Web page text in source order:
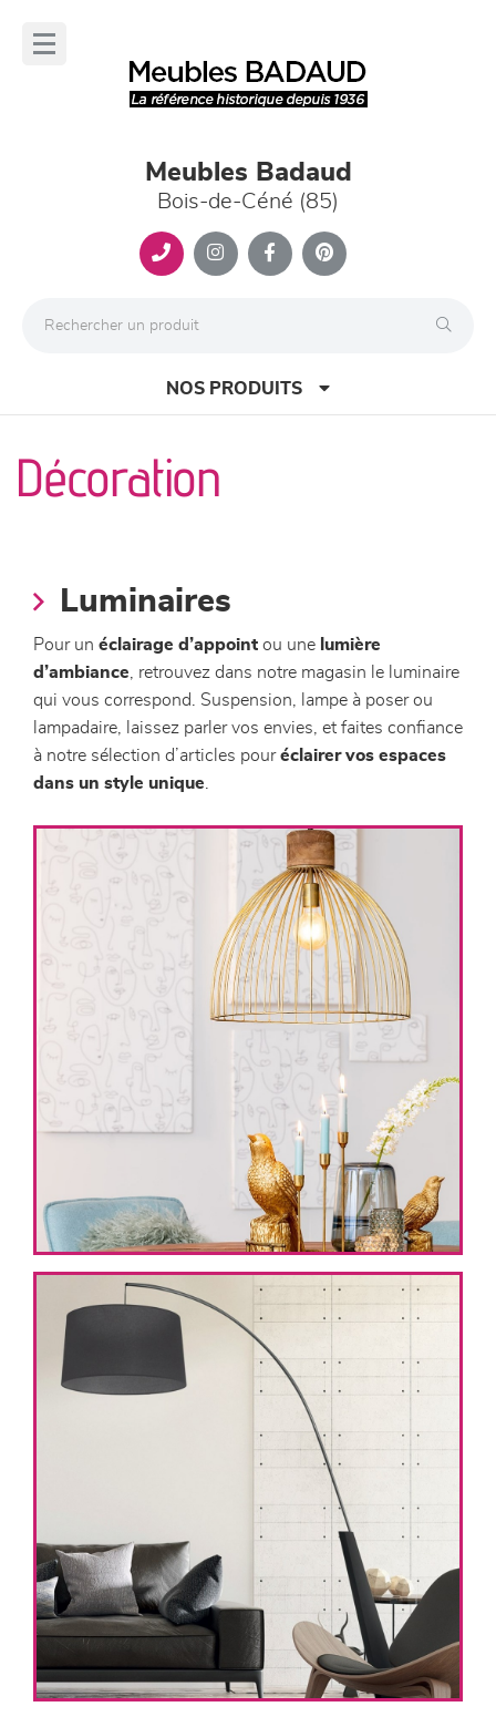
Meubles Badaud
Bois-de-Céné (85)
NOS PRODUITS
canapés et fauteuils
chambres et dressing
literie
Décoration
Luminaires
Pour un éclairage d’appoint ou une lumière
d’ambiance , retrouvez dans notre magasin le luminaire
qui vous correspond. Suspension, lampe à poser ou
lampadaire, laissez parler vos envies, et faites confiance
à notre sélection d’articles pouréclairer vos espaces
dans un style unique